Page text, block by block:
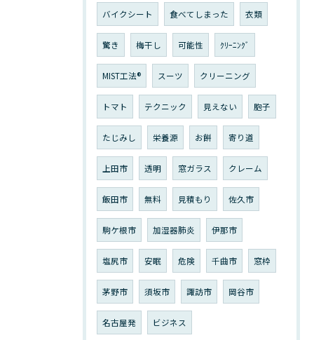
バイクシート 食べてしまった 衣類
驚き 梅干し 可能性 ｸﾘｰﾆﾝｸﾞ
MIST工法® スーツ クリーニング
トマト テクニック 見えない 胞子
たじみし 栄養源 お餅 寄り道
上田市 透明 窓ガラス クレーム
飯田市 無料 見積もり 佐久市
駒ケ根市 加湿器肺炎 伊那市
塩尻市 安眠 危険 千曲市 窓枠
茅野市 須坂市 諏訪市 岡谷市
名古屋発 ビジネス